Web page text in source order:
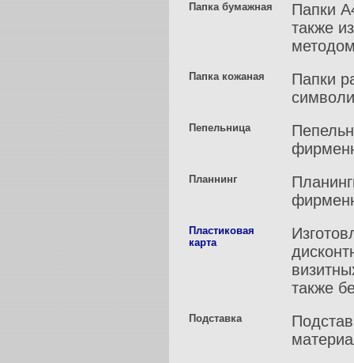
Папка бумажная
Папки
также
Папка кожаная
Папки
Пепельница
Планнинг
Пластиковая
карта
также
Подставка